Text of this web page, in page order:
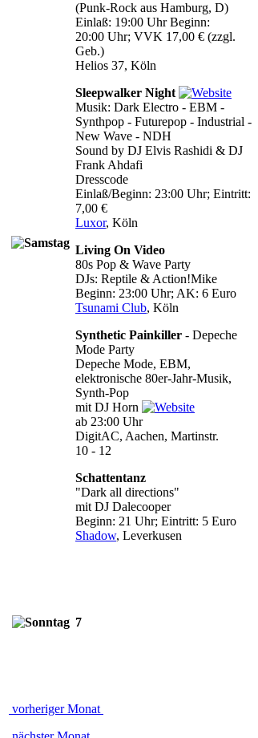
vorheriger Monat
(Punk-Rock aus Hamburg, D)
Einlaß: 19:00 Uhr Beginn:
20:00 Uhr; VVK 17,00 € (zzgl.
Geb.)
Helios 37, Köln
Sleepwalker Night
Musik: Dark Electro - EBM -
Synthpop - Futurepop - Industrial -
New Wave - NDH
Sound by DJ Elvis Rashidi & DJ
Frank Ahdafi
Dresscode
Einlaß/Beginn: 23:00 Uhr; Eintritt:
7,00 €
Luxor, Köln
Living On Video
80s Pop & Wave Party
DJs: Reptile & Action!Mike
Beginn: 23:00 Uhr; AK: 6 Euro
Tsunami Club, Köln
Synthetic Painkiller - Depeche
Mode Party
Depeche Mode, EBM,
elektronische 80er-Jahr-Musik,
Synth-Pop
mit DJ Horn
ab 23:00 Uhr
DigitAC, Aachen, Martinstr.
10 - 12
Schattentanz
"Dark all directions"
mit DJ Dalecooper
Beginn: 21 Uhr; Eintritt: 5 Euro
Shadow, Leverkusen
7